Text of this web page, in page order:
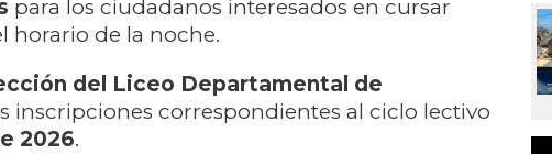
para los ciudadanos interesados en cursar
horario de la noche.
del Liceo Departamental de
inscripciones correspondientes al ciclo lectivo
2026.